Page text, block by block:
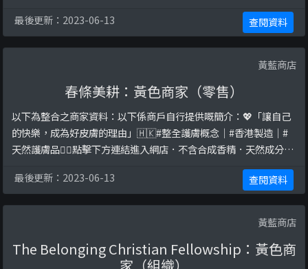
%E5%85%AD%E5%9B%9B%E6%9C%AA%E5%AE%8C-%E6
...
最後更新：2023-06-13 查閱資料
黃藍商店
春條美耕：黃色商家（零售）
以下為整合之商家資料：以下係商戶自行提供嘅簡介：💖「讓自己
的快樂，成為好皮膚的理由」🇭🇰#整全護膚概念｜#香港製造｜#
天然護膚品👇🏼點擊下方連結進入網店．不含合成香精．天然成分萃
沒有動物測試以下係相關證明貼文：
https://www.facebook.com/fafachocho2019/posts/8869983
最後更新：2023-06-13 查閱資料
黃藍商店
The Belonging Christian Fellowship：黃色商